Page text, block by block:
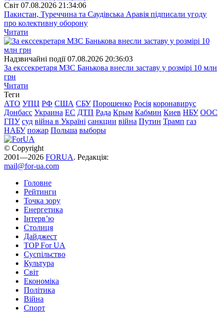
Свiт 07.08.2026 21:34:06
Пакистан, Туреччина та Саудівська Аравія підписали угоду
про колективну оборону
Читати
Надзвичайні події 07.08.2026 20:36:03
За екссекретаря МЗС Банькова внесли заставу у розмірі 10 млн
грн
Читати
Теги
АТО УПЦ РФ США СБУ Порошенко Росія коронавирус
Донбасс Украина ЕС ДТП Рада Крым Кабмин Киев НБУ ООС
ГПУ суд війна в Україні санкции війна Путин Трамп газ
НАБУ пожар Польша выборы
© Copyright
2001—2026 FORUA. Редакція:
mail@for-ua.com
Головне
Рейтинги
Точка зору
Енергетика
Інтерв’ю
Столиця
Дайджест
TOP For UA
Суспiльство
Культура
Світ
Економіка
Політика
Війна
Спорт